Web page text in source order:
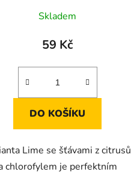
Skladem
59 Kč
DO KOŠÍKU
Lime se šťávami z citrusů
chlorofylem je perfektním